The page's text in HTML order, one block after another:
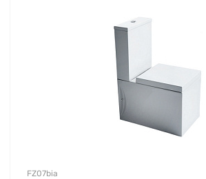
FZ07bia